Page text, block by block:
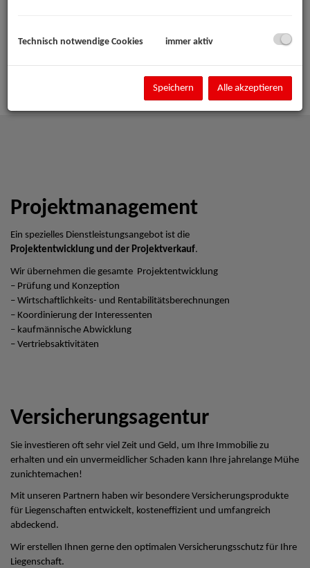
Projektmanagement
Ein spezielles Dienstleistungsangebot ist die
Projektentwicklung und der Projektverkauf.
Wir übernehmen die gesamte Projektentwicklung
– Prüfung und Konzeption
– Wirtschaftlichkeits- und Rentabilitätsberechnungen
– Koordinierung der Interessenten
– kaufmännische Abwicklung
– Vertriebsaktivitäten
Versicherungsagentur
Sie investieren oft sehr viel Zeit und Geld, um Ihre Immobilie zu
erhalten und ein unvermeidlicher Schaden kann Ihre jahrelange Mühe
zunichtemachen!
Mit unseren Partnern haben wir besondere Versicherungsprodukte
für Liegenschaften entwickelt, kosteneffizient und umfangreich
abdeckend.
Wir erstellen Ihnen gerne den optimalen Versicherungsschutz für Ihre
Liegenschaft.
Technisch notwendige Cookies immer aktiv
Speichern Alle akzeptieren